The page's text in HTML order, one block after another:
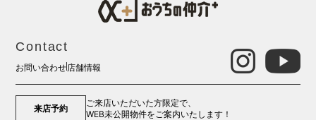
Contact
お問い合わせ 店舗情報
来店予約
ご来店いただいた方限定で、
WEB未公開物件をご案内いたします！